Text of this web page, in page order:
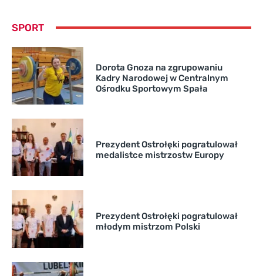
SPORT
Dorota Gnoza na zgrupowaniu
Kadry Narodowej w Centralnym
Ośrodku Sportowym Spała
Prezydent Ostrołęki pogratulował
medalistce mistrzostw Europy
Prezydent Ostrołęki pogratulował
młodym mistrzom Polski